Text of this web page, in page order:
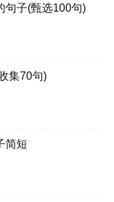
句子(甄选100句)
集70句)
简短